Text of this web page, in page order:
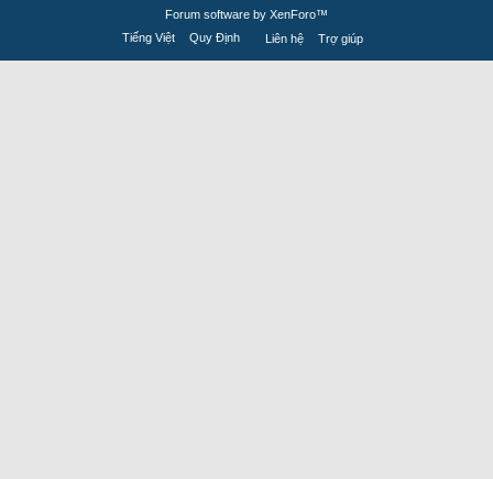
Forum software by XenForo™
Tiếng Việt
Quy Định Liên hệ Trợ giúp